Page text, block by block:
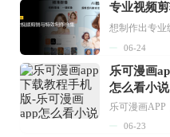
专业视频
06-24
乐可漫画
怎么看小说
06-23